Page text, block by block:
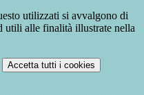
utilizzati si avvalgono di
utili alle finalità illustrate nella
Accetta tutti i cookies